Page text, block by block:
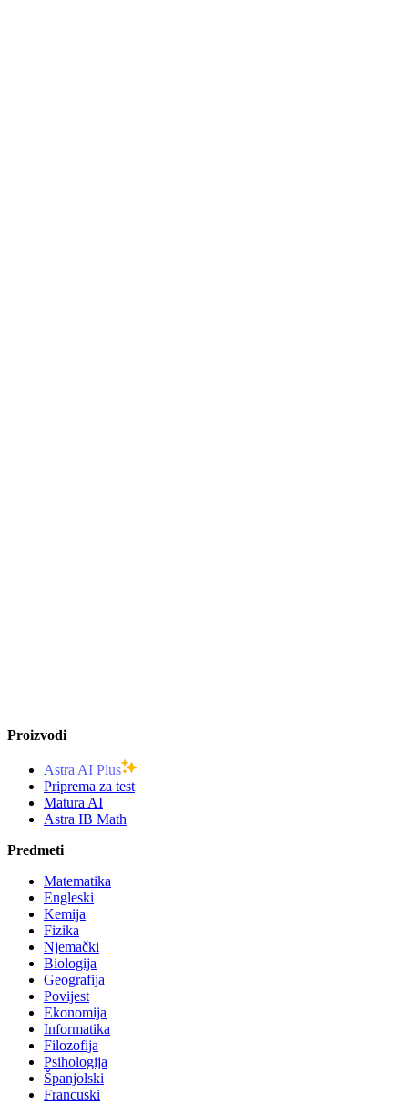
Proizvodi
Astra AI Plus
Priprema za test
Matura AI
Astra IB Math
Predmeti
Matematika
Engleski
Kemija
Fizika
Njemački
Biologija
Geografija
Povijest
Ekonomija
Informatika
Filozofija
Psihologija
Španjolski
Francuski